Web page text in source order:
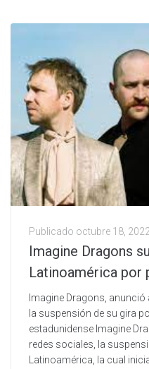
Publicado octubre 18,
Imagine Dragons
Latinoamérica por
Imagine Dragons,
la suspensión de su gira
estadunidense Imagine
redes sociales, la
Latinoamérica, la cual